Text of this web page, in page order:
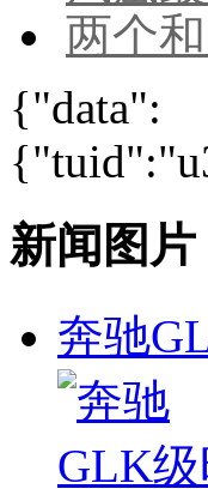
两个
{"data":
新闻图片
奔驰